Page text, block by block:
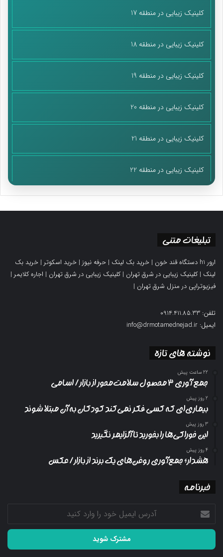
کلینیک زیبایی در منطقه 17
کلینیک زیبایی در منطقه 18
کلینیک زیبایی در منطقه 19
کلینیک زیبایی در منطقه 20
کلینیک زیبایی در منطقه 21
کلینیک زیبایی در منطقه 22
تبلیغات متنی
ارور h1 دستگاه قند خون | خرید بک لینک | حرفه نیوز | خرید اسکوتر | خرید بک
لینک |کلینیک زیبایی در شرق تهران |کلینیک زیبایی در شرق تهران | اجاره کلایمر |
فیزیوتراپی در منزل شرق تهران |
تلفن: 0914.411.85.33
ایمیل: info@drmotamednejad.ir
نوشته های تازه
22 ساعت پیش
جمع آوری ۳ محصول سلامت‌محور از بازار/ اسامی
2 روز پیش
بیماری‌ای که کسی فکر نمی‌کند کودکان به آن مبتلا شوند
3 روز پیش
این خوراکی‌ها را بخورید تا آلزایمر نگیرید
4 روز پیش
هشدار؛ جمع‌آوری روغن‌های یک برند از بازار/ عکس
خبرنامه
آدرس
ایمیل
خود
وارد